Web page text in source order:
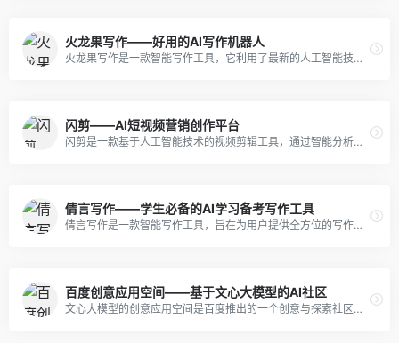
火龙果写作——好用的AI写作机器人
火龙果写作是一款智能写作工具，它利用了最新的人工智能技术，为写作提供了很多便利。它的AI功能主要包括智能改写、智能创作、智能搜索和智能推荐。
闪剪——AI短视频营销创作平台
闪剪是一款基于人工智能技术的视频剪辑工具，通过智能分析和自动化处理，能够帮助用户快速地将图片、文章、直播等内容转换成高质量的短视频。
倩言写作——学生必备的AI学习备考写作工具
倩言写作是一款智能写作工具，旨在为用户提供全方位的写作辅助。它支持大中小学中英文作文素材、语法纠错润色、论文批改写作、托福及考研四六级作文真题提高。
百度创意应用空间——基于文心大模型的AI社区
文心大模型的创意应用空间是百度推出的一个创意与探索社区，支持文本生成、文生图、智能对话等技能，可用于文化传媒、艺术创作、教育科研、金融保险、医疗健康等多个应用场景。